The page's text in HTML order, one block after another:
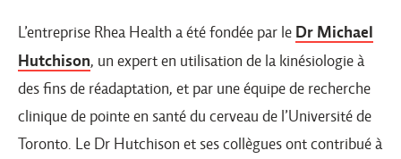
L’entreprise Rhea Health a été fondée par le Dr Michael
Hutchison, un expert en utilisation de la kinésiologie à
des fins de réadaptation, et par une équipe de recherche
clinique de pointe en santé du cerveau de l’Université de
Toronto. Le Dr Hutchison et ses collègues ont contribué à